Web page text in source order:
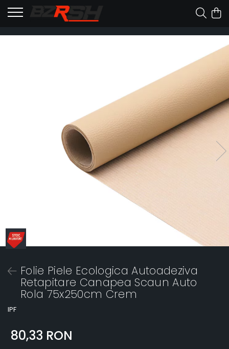
Folie Piele Ecologica Autoadeziva
Retapitare Canapea Scaun Auto
Rola 75x250cm Crem
IPF
80,33 RON